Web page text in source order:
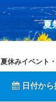
夏
夏休みイベント
日付か